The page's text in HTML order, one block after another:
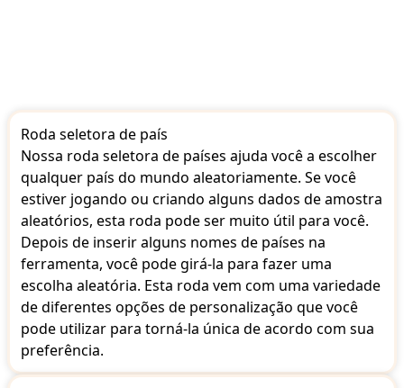
Cambodia
Cameroon
Canada
Cape Verde
Central African Republic
Chad
Chile
China
Colombia
Comoros
Costa Rica
Croatia
Cuba
Cyprus
Roda seletora de país
Nossa roda seletora de países ajuda você a escolher
qualquer país do mundo aleatoriamente. Se você
estiver jogando ou criando alguns dados de amostra
aleatórios, esta roda pode ser muito útil para você.
Depois de inserir alguns nomes de países na
ferramenta, você pode girá-la para fazer uma
escolha aleatória. Esta roda vem com uma variedade
de diferentes opções de personalização que você
pode utilizar para torná-la única de acordo com sua
preferência.